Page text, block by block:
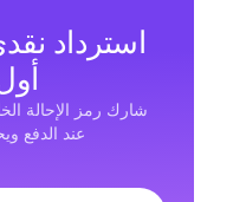
شارك رمز الإحالة